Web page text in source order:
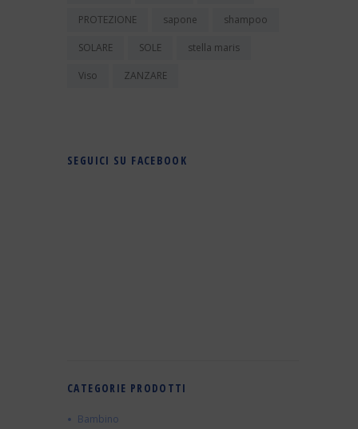
PROTEZIONE sapone shampoo
SOLARE SOLE stella maris
Viso ZANZARE
SEGUICI SU FACEBOOK
CATEGORIE PRODOTTI
Bambino